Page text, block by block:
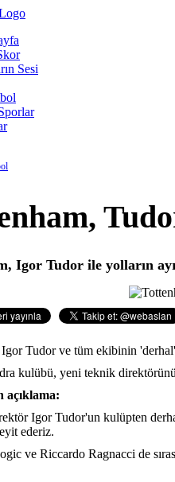
Sesi
Igor Tudor ile yolların
Tudor ve tüm ekibinin 'derhal'
kulübü, yeni teknik direktörünü
açıklama:
Igor Tudor'un kulüpten
ederiz.
ve Riccardo Ragnacci de